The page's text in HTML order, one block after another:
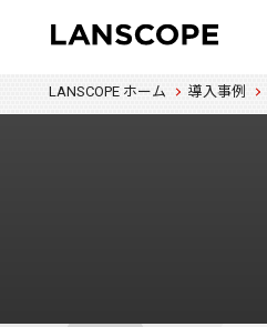
LANSCOPE ホーム 導入事例